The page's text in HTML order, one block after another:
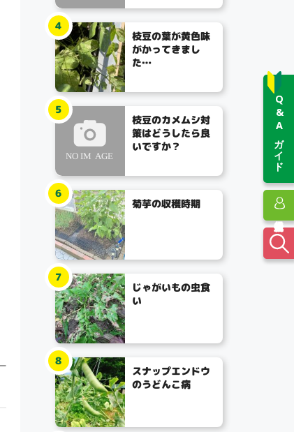
Q&Aガイド
枝豆の葉が黄色味
がかってきまし
た…
4
枝豆のカメムシ対
策はどうしたら良
いですか？
5
菊芋の収穫時期
6
じゃがいもの虫食
い
7
スナップエンドウ
のうどんこ病
8